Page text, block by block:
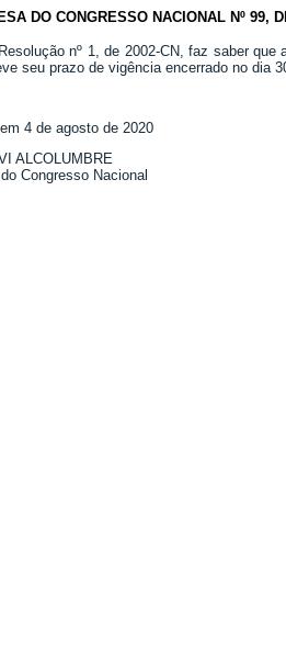
DO CONGRESSO NACIONAL Nº 99,
nº 1, de 2002-CN, faz saber que
seu prazo de vigência encerrado no dia
4 de agosto de 2020
ALCOLUMBRE
Congresso Nacional